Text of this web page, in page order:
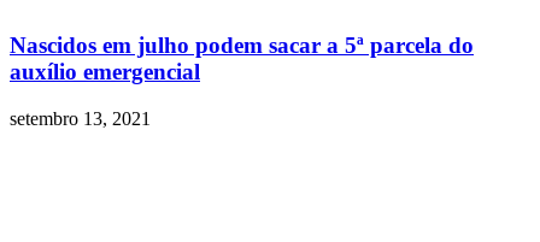
Nascidos em julho podem sacar a 5ª parcela do
auxílio emergencial
setembro 13, 2021